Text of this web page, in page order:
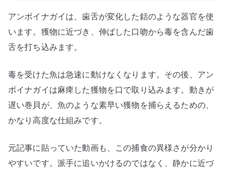
アンボイナガイは、歯舌が変化した銛のような器官を使
います。獲物に近づき、伸ばした口吻から毒を含んだ歯
舌を打ち込みます。
毒を受けた魚は急速に動けなくなります。その後、アン
ボイナガイは麻痺した獲物を口で取り込みます。動きが
遅い巻貝が、魚のような素早い獲物を捕らえるための、
かなり高度な仕組みです。
元記事に貼っていた動画も、この捕食の異様さが分かり
やすいです。派手に追いかけるのではなく、静かに近づ